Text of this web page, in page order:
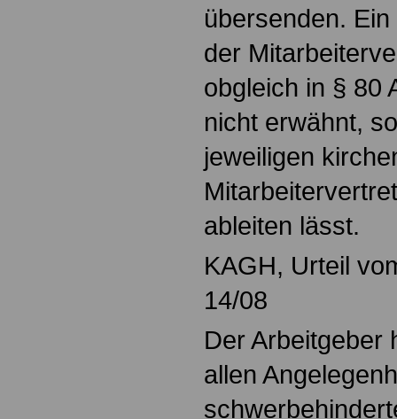
übersenden.
der
obgleich in § 80
nicht erwähnt,
jeweiligen
ableiten lässt.
KAGH, Urteil
14/08
Der Arbeitgeber
allen